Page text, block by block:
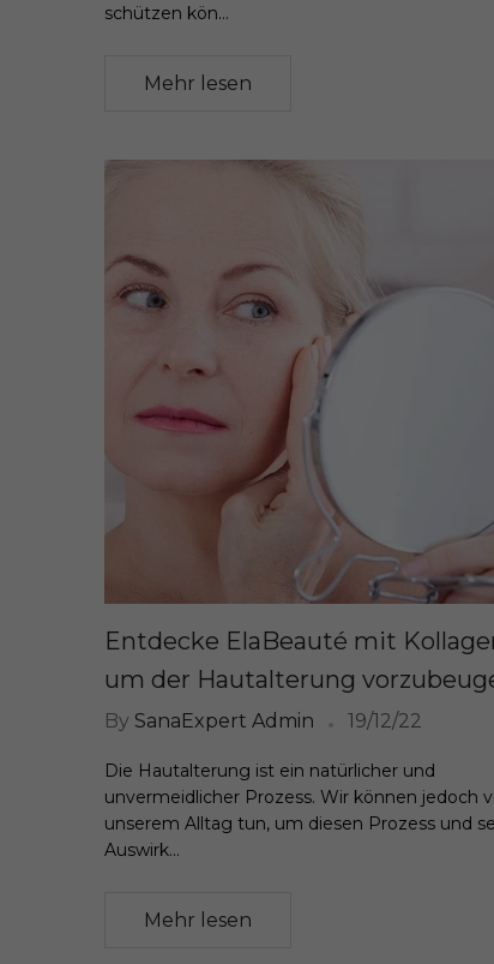
schützen kön...
Mehr lesen
Entdecke ElaBeauté mit
um der Hautalterung
By SanaExpert Admin 19/12/22
Die Hautalterung ist ein natürlicher und
unvermeidlicher Prozess. Wir können jedoch
unserem Alltag tun, um diesen Prozess und
Auswirk...
Mehr lesen